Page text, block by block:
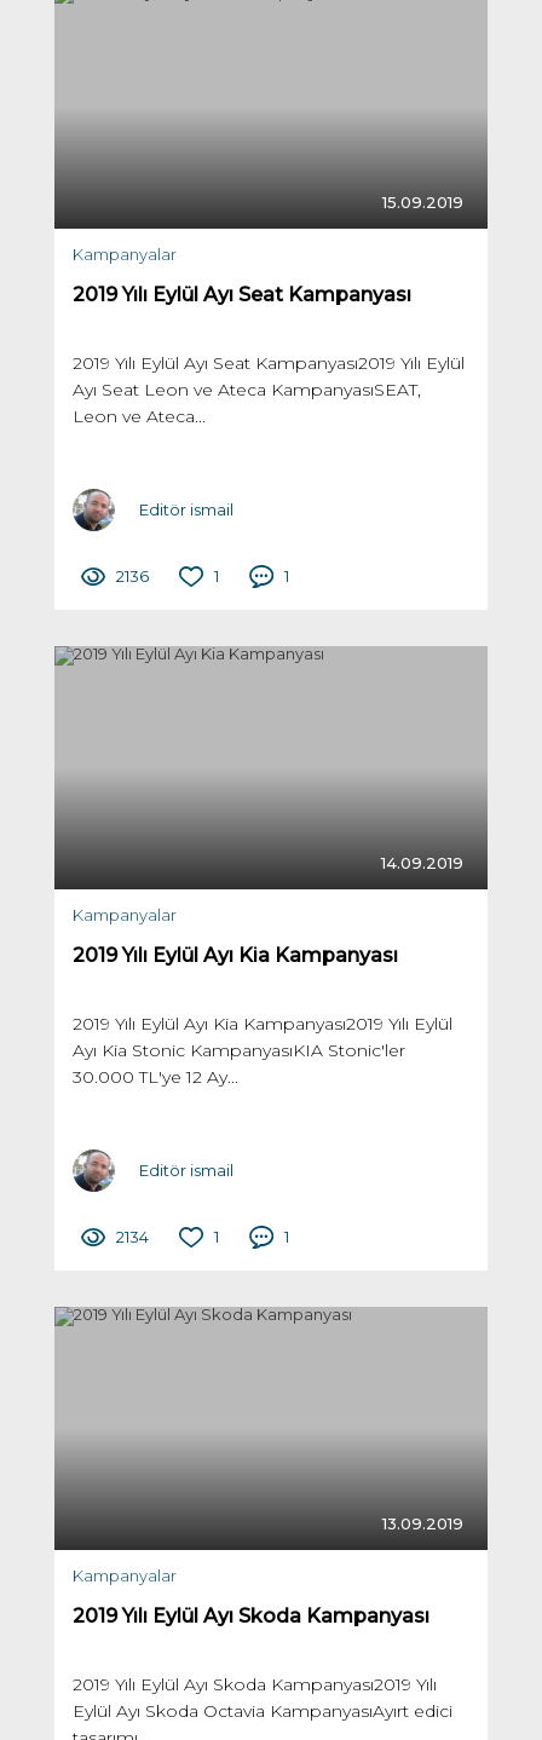
15.09.2019
Kampanyalar
2019 Yılı Eylül Ayı Seat Kampanyası
2019 Yılı Eylül Ayı Seat Kampanyası2019 Yılı Eylül
Ayı Seat Leon ve Ateca KampanyasıSEAT,
Leon ve Ateca...
Editör ismail
2136 1 1
14.09.2019
Kampanyalar
2019 Yılı Eylül Ayı Kia Kampanyası
2019 Yılı Eylül Ayı Kia Kampanyası2019 Yılı Eylül
Ayı Kia Stonic KampanyasıKIA Stonic'ler
30.000 TL'ye 12 Ay...
Editör ismail
2134 1 1
13.09.2019
Kampanyalar
2019 Yılı Eylül Ayı Skoda Kampanyası
2019 Yılı Eylül Ayı Skoda Kampanyası2019 Yılı
Eylül Ayı Skoda Octavia KampanyasıAyırt edici